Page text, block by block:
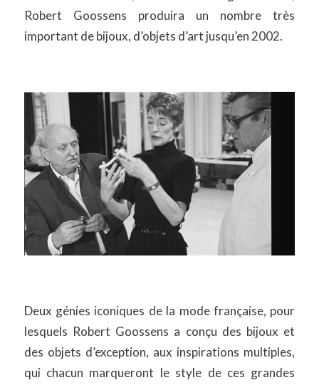
Robert Goossens produira un nombre très
important de bijoux, d’objets d’art jusqu’en 2002.
Deux génies iconiques de la mode française, pour
lesquels Robert Goossens a conçu des bijoux et
des objets d’exception, aux inspirations multiples,
qui chacun marqueront le style de ces grandes